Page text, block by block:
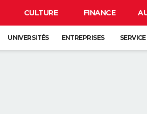
CULTURE FINANCE
UNIVERSITÉS ENTREPRISES